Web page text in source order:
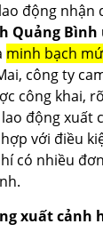
động nhận
Quảng Bình
minh bạch
công ty
công khai,
động xuất
với điều
có nhiều
xuất cảnh